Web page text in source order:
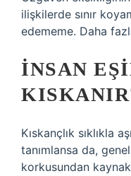
ilişkilerde sınır
edememe. Daha
İNSAN
Kıskançlık sıklıkla
tanımlansa da,
korkusundan